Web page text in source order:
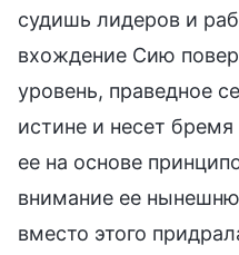
судишь лидеров и
вхождение Сию
уровень, праведное
истине и несет
ее на основе
внимание ее
вместо этого